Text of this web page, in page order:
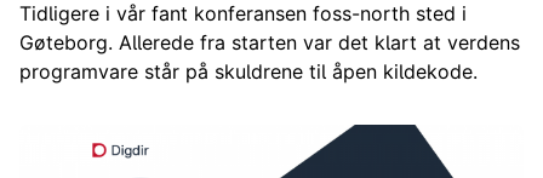
Tidligere i vår fant konferansen foss-north sted i
Gøteborg. Allerede fra starten var det klart at verdens
programvare står på skuldrene til åpen kildekode.